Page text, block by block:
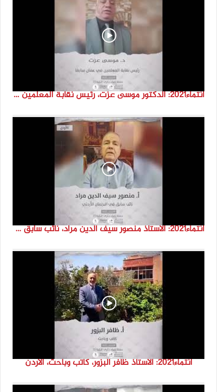
انتماء2021: الدكتور موسى عزت، رئيس نقابة المعلمين في عمان سابقاً، الاردن
انتماء2021: الاستاذ منصور سيف الدين مراد، نائب سابق في البرلمان الاردني، الاردن
انتماء2021: الاستاذ ظافر البزور، كاتب وباحث، الاردن